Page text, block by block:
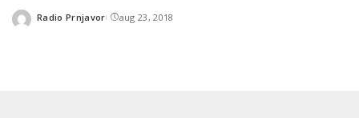
Posted
Radio Prnjavor aug 23, 2018